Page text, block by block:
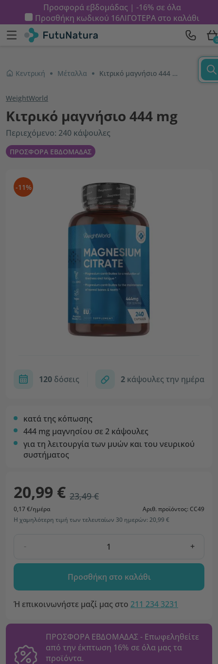
Προσφορά εβδομάδας | -16% σε όλα
Προσθήκη κωδικού 16ΛΙΓΟΤΕΡΑστο καλάθι
0
Κεντρική Μέταλλα Κιτρικό μαγνήσιο 444 mg
WeightWorld
Κιτρικό μαγνήσιο 444 mg
Περιεχόμενο: 240 κάψουλες
ΠΡΟΣΦΟΡΑ ΕΒΔΟΜΑΔΑΣ
-11%
120 δόσεις 2 κάψουλες την ημέρα
κατά της κόπωσης
444 mg μαγνησίου σε 2 κάψουλες
για τη λειτουργία των μυών και του νευρικού
συστήματος
20,99 € 23,49 €
0,17 €/ημέρα
Αριθ. προϊόντος: CC49
Η χαμηλότερη τιμή των τελευταίων 30 ημερών: 20,99 €
- +
Προσθήκη στο καλάθι
Ή επικοινωνήστε μαζί μας στο 211 234 3231
ΠΡΟΣΦΟΡΑ ΕΒΔΟΜΑΔΑΣ - Επωφεληθείτε
από την έκπτωση 16% σε όλα μας τα
προϊόντα.